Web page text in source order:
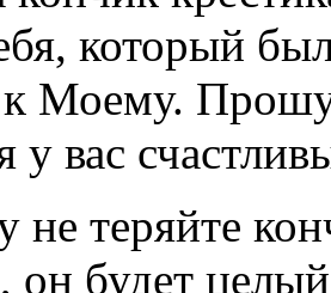
который
Моему.
у вас
не теряйте
будет